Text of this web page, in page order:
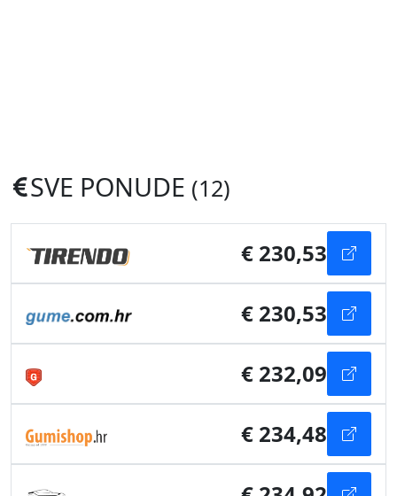
SVE PONUDE (12)
€ 230,53
€ 230,53
€ 232,09
€ 234,48